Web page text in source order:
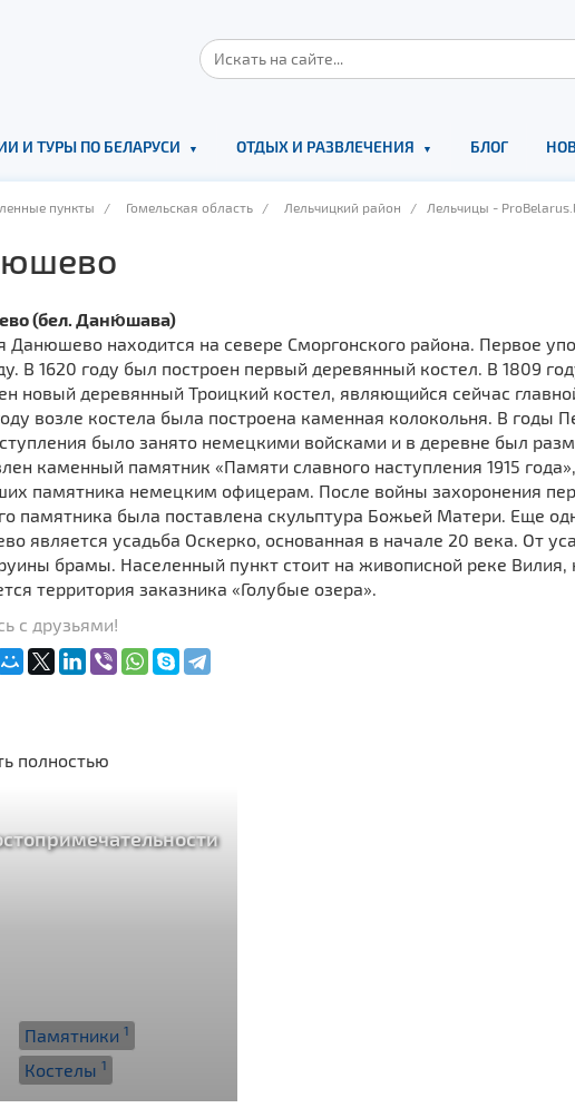
И ТУРЫ ПО БЕЛАРУСИ ОТДЫХ И РАЗВЛЕЧЕНИЯ БЛОГ
пункты / Гомельская область / Лельчицкий район / Лельчицы -
(бел. Даню́шава)
Данюшево находится на севере Сморгонского района. Первое
В 1620 году был построен первый деревянный костел. В 1809
новый деревянный Троицкий костел, являющийся сейчас
возле костела была построена каменная колокольня. В
было занято немецкими войсками и в деревне был
каменный памятник «Памяти славного наступления 1915
памятника немецким офицерам. После войны захоронения
памятника была поставлена скульптура Божьей Матери. Еще
является усадьба Оскерко, основанная в начале 20 века. От
брамы. Населенный пункт стоит на живописной реке
территория заказника «Голубые озера».
с друзьями!
полностью
Памятники 1
Костелы 1